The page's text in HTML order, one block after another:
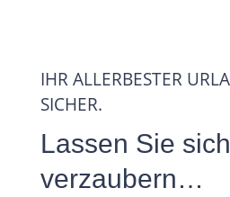
IHR ALLERBESTER
SICHER.
Lassen Sie sich
verzaubern…